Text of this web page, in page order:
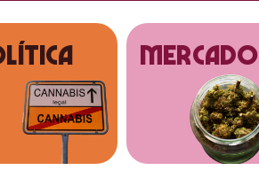
MERCADO